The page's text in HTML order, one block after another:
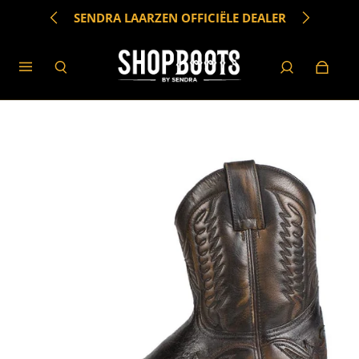
SENDRA LAARZEN OFFICIËLE DEALER